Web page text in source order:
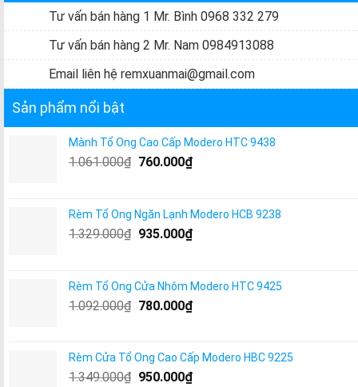
Tư vấn bán hàng 1 Mr. Bình 0968 332 279
Tư vấn bán hàng 2 Mr. Nam 0984913088
Email liên hệ remxuanmai@gmail.com
Sản phẩm nổi bật
Mành Tổ Ong Cao Cấp Modero HTC 9438
1.061.000₫ 760.000₫
Rèm Tổ Ong Ngăn Lạnh Modero HCB 9238
1.329.000₫ 935.000₫
Rèm Tổ Ong Cửa Nhôm Modero HTC 9425
1.092.000₫ 780.000₫
Rèm Cửa Tổ Ong Cao Cấp Modero HBC 9225
1.349.000₫ 950.000₫